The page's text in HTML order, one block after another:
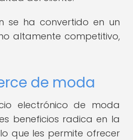
se ha convertido en un
altamente competitivo,
de moda
electrónico de moda
beneficios radica en la
que les permite ofrecer